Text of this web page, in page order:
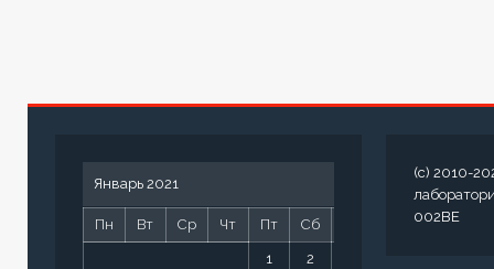
Январь 2021
Пн Вт Ср Чт Пт Сб
1 2
(c) 2010-
002BE